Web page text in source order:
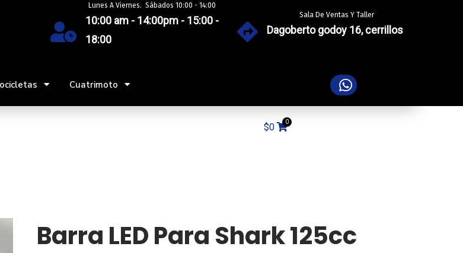
Lunes A Viernes. Sábados 10:00 - 14:00
10:00 am - 14:00pm - 15:00 -
18:00
Sala De Ventas Y Taller
Dagoberto godoy 16, cerrillos
Cuatrimoto
$0
Barra LED Para Shark 125cc